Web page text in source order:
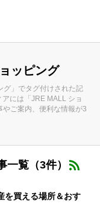
ッピング
グ」でタグ付けされた記
には「JRE MALL ショ
やご案内、便利な情報が3
覧（3件）
を買える場所＆おす